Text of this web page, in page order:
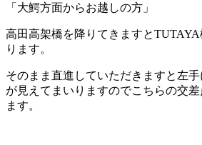
「大鰐方面からお越しの方」
高田高架橋を降りてきますと
ります。
そのまま直進していただきますと左
が見えてまいりますのでこちらの交
ます。